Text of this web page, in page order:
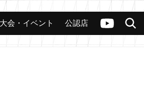
ヴァンガードch
検索
大会 公認店舗 その他
大会・イベント 公認店